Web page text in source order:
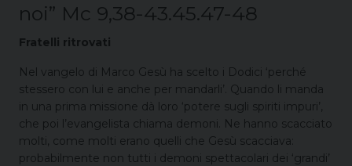
noi” Mc 9,38-43.45.47-48
Fratelli ritrovati
Nel vangelo di Marco Gesù ha scelto i Dodici ‘perché
stessero con lui e anche per mandarli’. Quando li manda
in una prima missione dà loro ‘potere sugli spiriti impuri’,
che poi l’evangelista chiama demoni. Ne hanno scacciato
molti, come molti erano quelli che Gesù scacciava:
probabilmente non tutti i demoni spettacolari dei ‘grandi’